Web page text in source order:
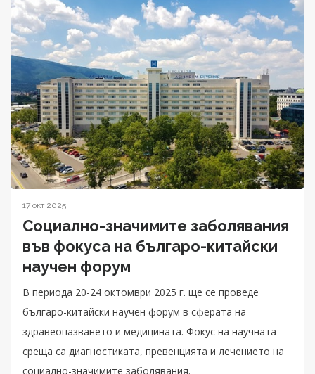
17 окт 2025
Социално-значимите заболявания
във фокуса на българо-китайски
научен форум
В периода 20-24 октомври 2025 г. ще се проведе
българо-китайски научен форум в сферата на
здравеопазването и медицината. Фокус на научната
среща са диагностиката, превенцията и лечението на
социално-значимите заболявания.